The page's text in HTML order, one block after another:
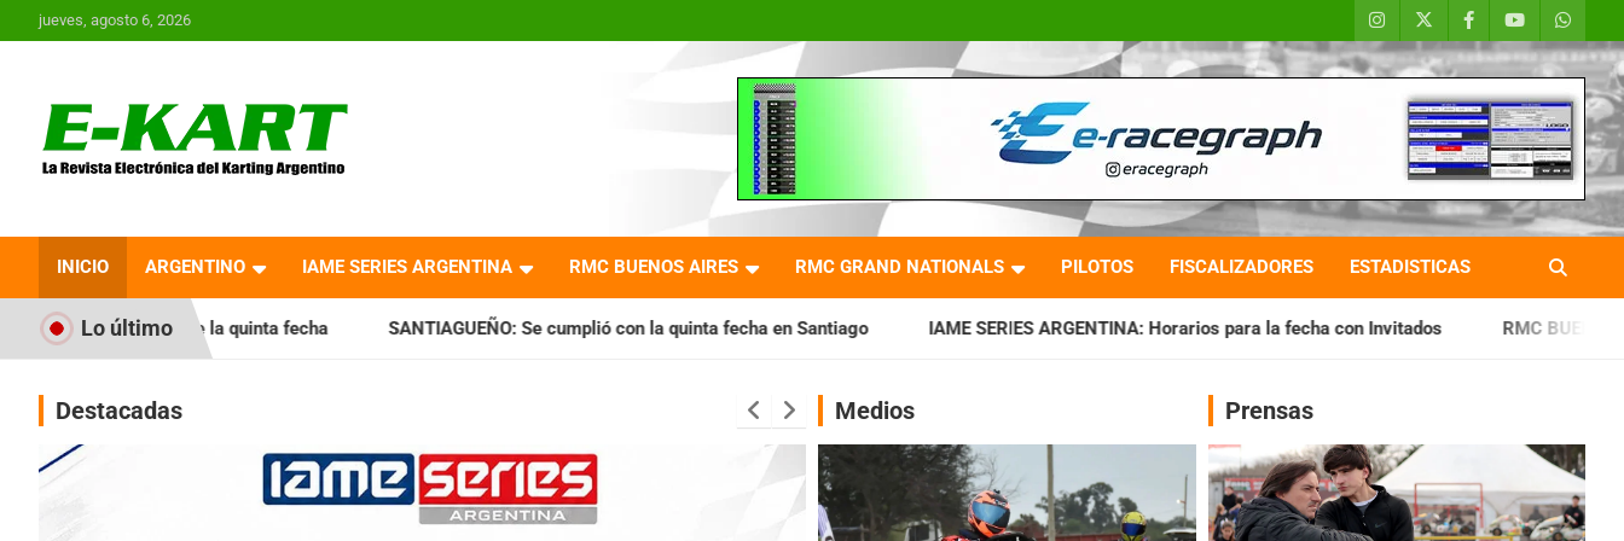
Saltar
al
jueves, agosto 6, 2026
Revista Electrónica del
Karting en Argentina
INICIO ARGENTINO IAME SERIES ARGENTINA RMC BUENOS AIRES RMC GRAND NATIONALS PILOTOS FISCALIZADORES ESTADISTICAS
Lo último
la quinta fecha SANTIAGUEÑO: Se cumplió con la quinta fecha en Santiago IAME SERIES ARGENTINA: Horarios para la fecha con Invitados RMC BUENOS AIRES: Cerró una
Destacadas Medios Prensas